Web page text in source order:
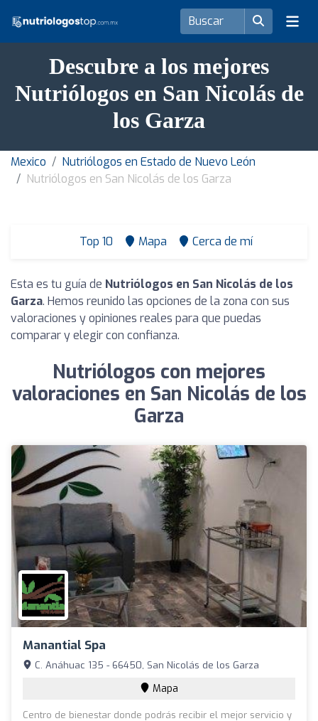
Descubre a los mejores
Nutriólogos en San Nicolás de
los Garza
Mexico
Nutriólogos en Estado de Nuevo León
Nutriólogos en San Nicolás de los Garza
Top 10 Mapa Cerca de mí
Esta es tu guía de Nutriólogos en San Nicolás de los
Garza. Hemos reunido las opciones de la zona con sus
valoraciones y opiniones reales para que puedas
comparar y elegir con confianza.
Nutriólogos con mejores
valoraciones en San Nicolás de los
Garza
Manantial Spa
C. Anáhuac 135 - 66450, San Nicolás de los Garza
Mapa
Centro de bienestar donde podrás recibir el mejor servicio y